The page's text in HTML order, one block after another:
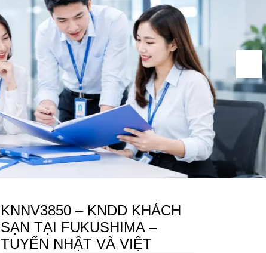
KNNV3850 – KNDD KHÁCH
SẠN TẠI FUKUSHIMA –
TUYỂN NHẬT VÀ VIỆT